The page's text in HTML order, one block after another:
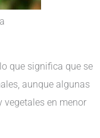
que significa que se
aunque algunas
vegetales en menor